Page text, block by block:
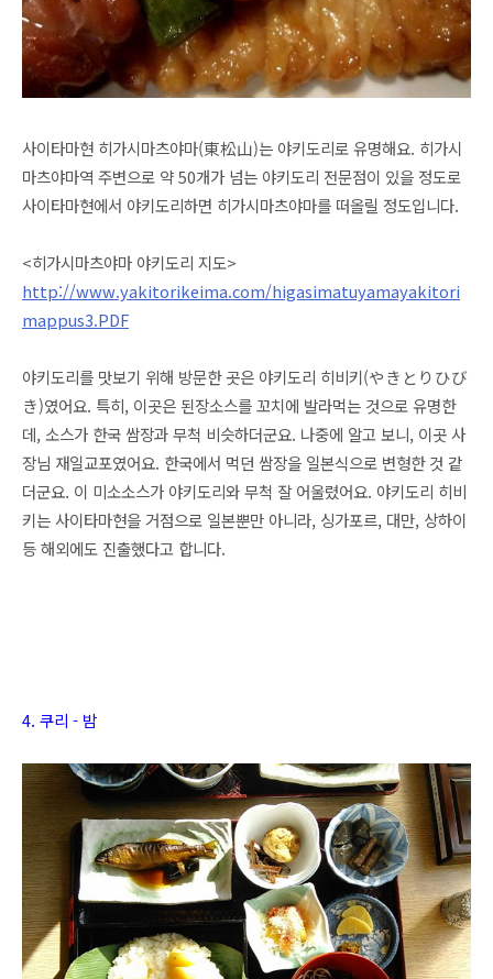
사이타마현 히가시마츠야마(東松山)는 야키도리로 유명해요. 히가시
마츠야마역 주변으로 약 50개가 넘는 야키도리 전문점이 있을 정도로
사이타마현에서 야키도리하면 히가시마츠야마를 떠올릴 정도입니다.
<히가시마츠야마 야키도리 지도>
http://www.yakitorikeima.com/higasimatuyamayakitori
mappus3.PDF
야키도리를 맛보기 위해 방문한 곳은 야키도리 히비키(やきとりひび
き)였어요. 특히, 이곳은 된장소스를 꼬치에 발라먹는 것으로 유명한
데, 소스가 한국 쌈장과 무척 비슷하더군요. 나중에 알고 보니, 이곳 사
장님 재일교포였어요. 한국에서 먹던 쌈장을 일본식으로 변형한 것 같
더군요. 이 미소소스가 야키도리와 무척 잘 어울렸어요. 야키도리 히비
키는 사이타마현을 거점으로 일본뿐만 아니라, 싱가포르, 대만, 상하이
등 해외에도 진출했다고 합니다.
4. 쿠리 - 밤